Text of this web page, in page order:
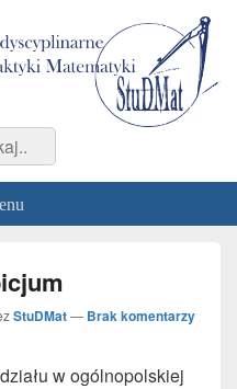
Dydaktyki Matematyki Wydziału
StuDMat— Brak komentarzy
w ogólnopolskiej